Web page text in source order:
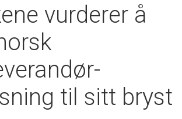
vurderer å
til sitt bryst